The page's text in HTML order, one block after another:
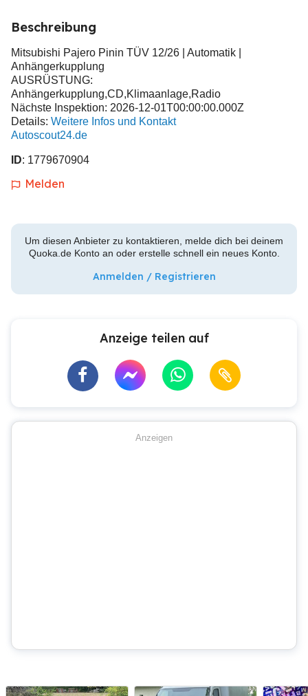
Beschreibung
Mitsubishi Pajero Pinin TÜV 12/26 | Automatik |
Anhängerkupplung
AUSRÜSTUNG:
Anhängerkupplung,CD,Klimaanlage,Radio
Nächste Inspektion: 2026-12-01T00:00:00.000Z
Details: Weitere Infos und Kontakt
Autoscout24.de
ID: 1779670904
Melden
Um diesen Anbieter zu kontaktieren, melde dich bei deinem
Quoka.de Konto an oder erstelle schnell ein neues Konto.
Anmelden / Registrieren
Anzeige teilen auf
Anzeigen